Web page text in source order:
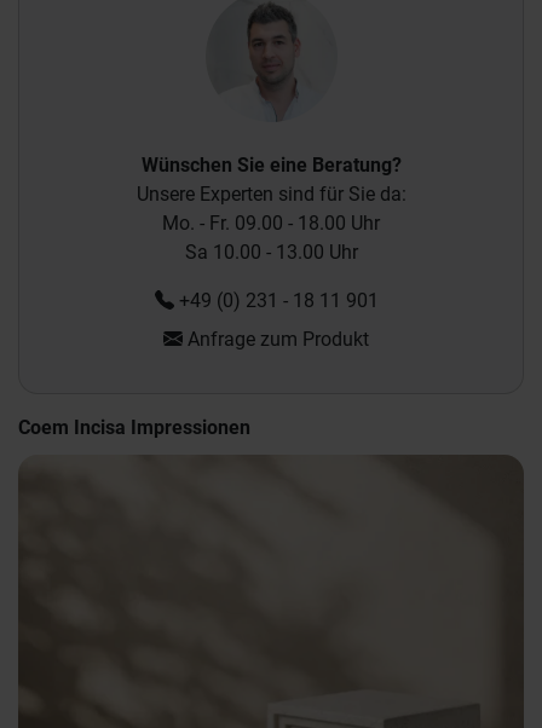
Wünschen Sie eine Beratung?
Unsere Experten sind für Sie da:
Mo. - Fr. 09.00 - 18.00 Uhr
Sa 10.00 - 13.00 Uhr
+49 (0) 231 - 18 11 901
Anfrage zum Produkt
Coem Incisa Impressionen